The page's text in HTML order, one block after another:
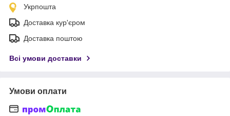
Укрпошта
Доставка кур'єром
Доставка поштою
Всі умови доставки
Умови оплати